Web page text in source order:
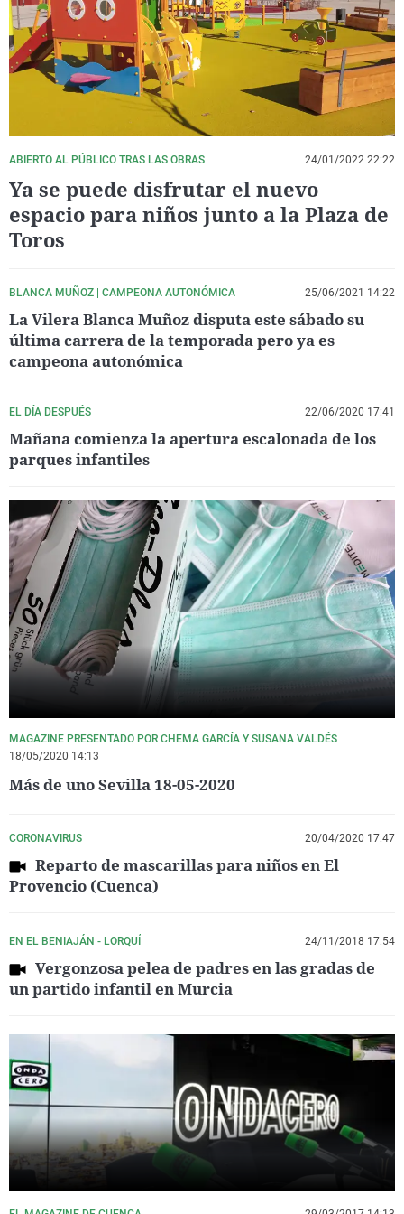
La rosa de los vientos
Gente viajera
Como el perro y el
Caso
Retornados
Equipo de
Operación Viuda
Extremadura
Galicia
La Rioja
Navarra
País Vasco
Virales
Televisión
Elecciones
ABIERTO AL PÚBLICO TRAS LAS OBRAS 24/01/2022 22:22
Ya se puede disfrutar el nuevo
espacio para niños junto a la Plaza de
Toros
BLANCA MUÑOZ | CAMPEONA AUTONÓMICA 25/06/2021 14:22
La Vilera Blanca Muñoz disputa este sábado su
última carrera de la temporada pero ya es
campeona autonómica
EL DÍA DESPUÉS 22/06/2020 17:41
Mañana comienza la apertura escalonada de los
parques infantiles
MAGAZINE PRESENTADO POR CHEMA GARCÍA Y SUSANA VALDÉS
18/05/2020 14:13
Más de uno Sevilla 18-05-2020
CORONAVIRUS 20/04/2020 17:47
Reparto de mascarillas para niños en El
Provencio (Cuenca)
EN EL BENIAJÁN - LORQUÍ 24/11/2018 17:54
Vergonzosa pelea de padres en las gradas de
un partido infantil en Murcia